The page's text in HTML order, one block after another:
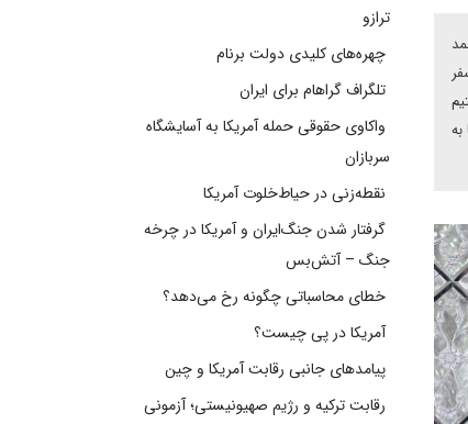
ترازو
چهره‌های کلیدی دولت برنام
تلگراف گراهام برای ایران
واکاوی حقوقی حمله آمریکا به آسایشگاه
سربازان
نقطه‌زنی در حیاط‌خلوت آمریکا
گرفتار شدن جنگ‌ایران و آمریکا در چرخه
جنگ – آتش‌بس
خطای محاسباتی چگونه رخ می‌دهد؟
آمریکا در پی چیست؟
پیامدهای جانبی رقابت آمریکا و چین
رقابت ترکیه و رژیم صهیونیستی؛ آزمونی